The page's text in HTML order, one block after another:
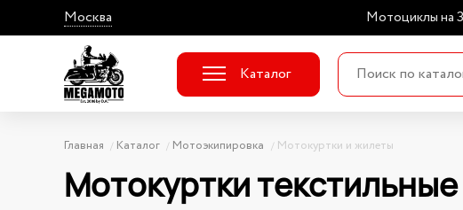
Москва Мотоциклы на
Каталог
Главная Каталог Мотоэкипировка Мотокуртки и жилеты
Мотокуртки текстильные